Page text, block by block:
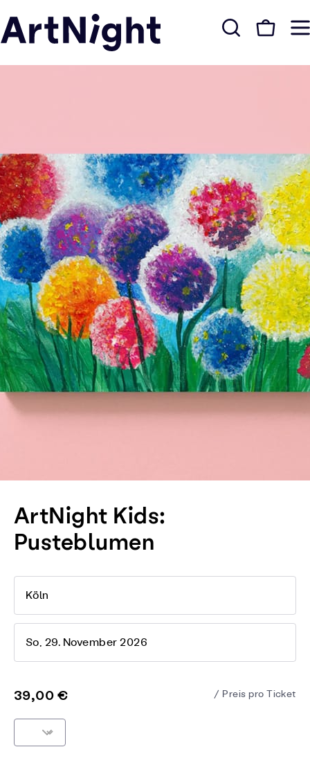
ArtNight Kids:
Pusteblumen
Köln
So, 29. November 2026
39,00 € / Preis pro Ticket